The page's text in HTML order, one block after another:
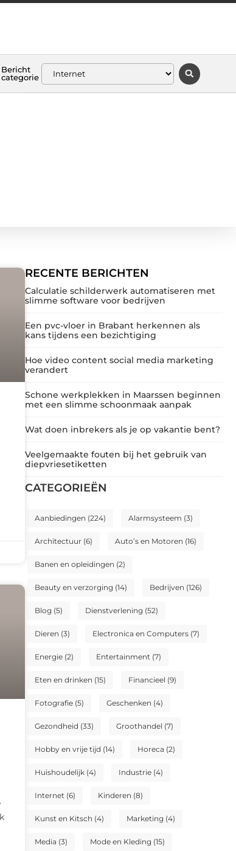
Bericht
categorie
RECENTE BERICHTEN
Calculatie schilderwerk automatiseren met
slimme software voor bedrijven
Een pvc-vloer in Brabant herkennen als
kans tijdens een bezichtiging
Hoe video content social media marketing
verandert
Schone werkplekken in Maarssen beginnen
met een slimme schoonmaak aanpak
Wat doen inbrekers als je op vakantie bent?
Veelgemaakte fouten bij het gebruik van
diepvriesetiketten
CATEGORIEËN
Aanbiedingen (224) Alarmsysteem (3)
Architectuur (6) Auto’s en Motoren (16)
Banen en opleidingen (2)
Beauty en verzorging (14) Bedrijven (126)
Blog (5) Dienstverlening (52)
Dieren (3) Electronica en Computers (7)
Energie (2) Entertainment (7)
Eten en drinken (15) Financieel (9)
Fotografie (5) Geschenken (4)
Gezondheid (33) Groothandel (7)
Hobby en vrije tijd (14) Horeca (2)
Huishoudelijk (4) Industrie (4)
Internet (6) Kinderen (8)
Kunst en Kitsch (4) Marketing (4)
Media (3) Mode en Kleding (15)